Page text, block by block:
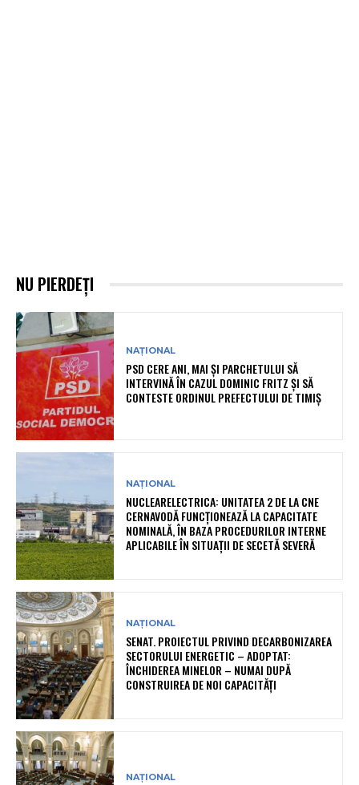
NU PIERDEȚI
NAȚIONAL
PSD CERE ANI, MAI ȘI PARCHETULUI SĂ
INTERVINĂ ÎN CAZUL DOMINIC FRITZ ȘI SĂ
CONTESTE ORDINUL PREFECTULUI DE TIMIȘ
NAȚIONAL
NUCLEARELECTRICA: UNITATEA 2 DE LA CNE
CERNAVODĂ FUNCȚIONEAZĂ LA CAPACITATE
NOMINALĂ, ÎN BAZA PROCEDURILOR INTERNE
APLICABILE ÎN SITUAȚII DE SECETĂ SEVERĂ
NAȚIONAL
SENAT. PROIECTUL PRIVIND DECARBONIZAREA
SECTORULUI ENERGETIC – ADOPTAT:
ÎNCHIDEREA MINELOR – NUMAI DUPĂ
CONSTRUIREA DE NOI CAPACITĂȚI
NAȚIONAL